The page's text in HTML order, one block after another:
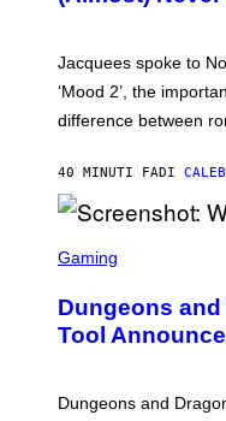
M
K
R
Jacquees spoke to
‘Mood 2’, the
difference between
40 MINUTI FADI
C
E
N
S
T
Gaming
Dungeons
Tool
Dungeons and